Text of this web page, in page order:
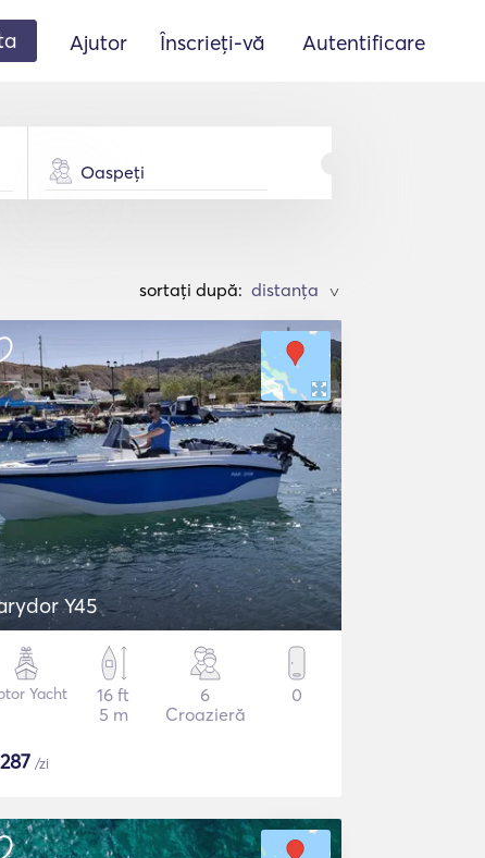
Ajutor Înscrieți-vă Autentificare
Oaspeți
sortați după: >
Y45
Yacht
16 ft
5 m
6
Croazieră
0
287 /zi